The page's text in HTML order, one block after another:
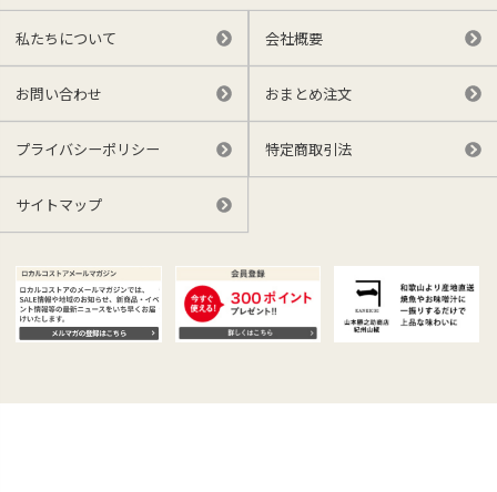
私たちについて 会社概要
お問い合わせ おまとめ注文
プライバシーポリシー 特定商取引法
サイトマップ